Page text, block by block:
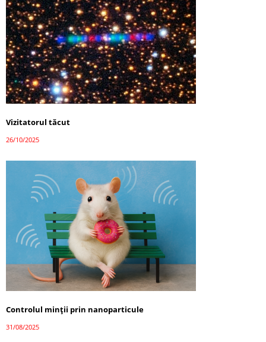
Vizitatorul tăcut
26/10/2025
Controlul minții prin nanoparticule
31/08/2025